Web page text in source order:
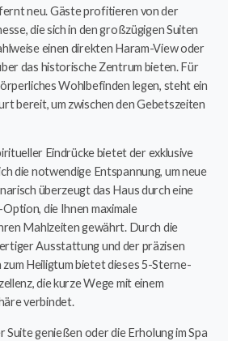
neu. Gäste profitieren von der
die sich in den großzügigen Suiten
einen direkten Haram-View oder
das historische Zentrum bieten. Für
Wohlbefinden legen, steht ein
bereit, um zwischen den Gebetszeiten
Eindrücke bietet der exklusive
die notwendige Entspannung, um neue
überzeugt das Haus durch eine
die Ihnen maximale
Mahlzeiten gewährt. Durch die
Ausstattung und der präzisen
Heiligtum bietet dieses 5-Sterne-
die kurze Wege mit einem
verbindet.
Suite genießen oder die Erholung im Spa